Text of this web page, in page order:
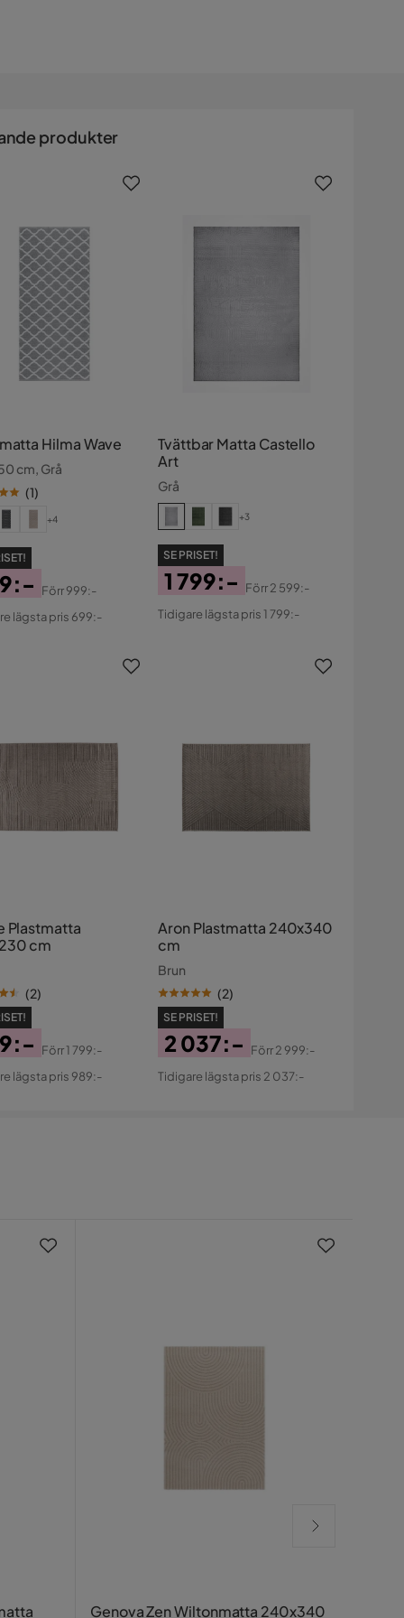
produkter
Hilma Wave
cm, Grå
(1)
+4
Förr999:-
lägsta pris 699:-
Tvättbar Matta Castello
Art
Grå
+3
SE PRISET!
Pris
1 799:-
Original
Förr2 599:-
Tidigare lägsta pris 1 799:-
Plastmatta
cm
(2)
Förr1 799:-
lägsta pris 989:-
Aron Plastmatta 240x340
cm
Brun
(2)
SE PRISET!
Pris
2 037:-
Original
Förr2 999:-
Tidigare lägsta pris 2 037:-
Genova Zen Wiltonmatta 240x340